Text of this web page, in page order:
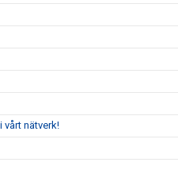
vårt nätverk!